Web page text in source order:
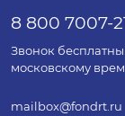
8 800 7007-
Звонок
московскому
mailbox@fondrt.ru